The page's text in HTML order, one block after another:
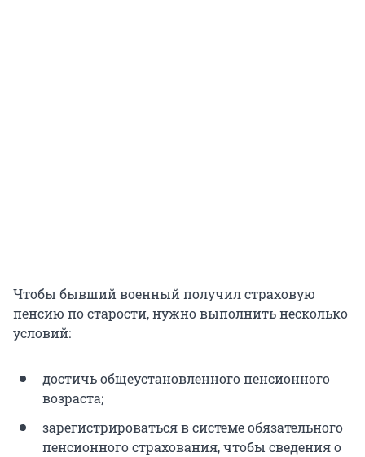
Чтобы бывший военный получил страховую
пенсию по старости, нужно выполнить несколько
условий:
достичь общеустановленного пенсионного
возраста;
зарегистрироваться в системе обязательного
пенсионного страхования, чтобы сведения о